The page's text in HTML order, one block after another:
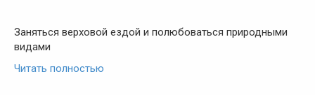
Заняться верховой ездой и полюбоваться природными
видами
Читать полностью